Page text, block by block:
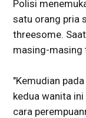
Polisi
satu orang pria
threesome.
masing-masing
"Kemudian
kedua wanita
cara